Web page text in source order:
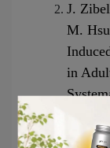
J.
M.
in